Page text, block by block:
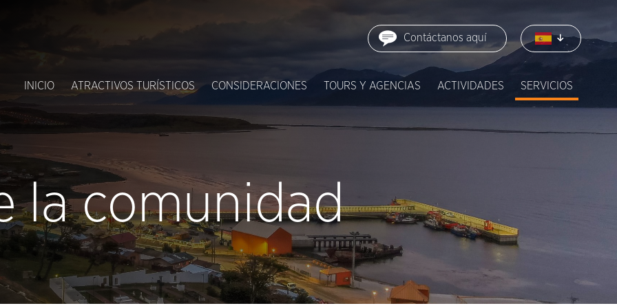
Contáctanos aquí
INICIO ATRACTIVOS TURÍSTICOS CONSIDERACIONES TOURS Y AGENCIAS ACTIVIDADES SERVICIOS
la comunidad